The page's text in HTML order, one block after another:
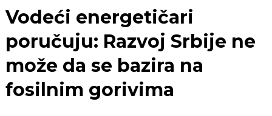
Vodeći energetičari
poručuju: Razvoj Srbije ne
može da se bazira na
fosilnim gorivima